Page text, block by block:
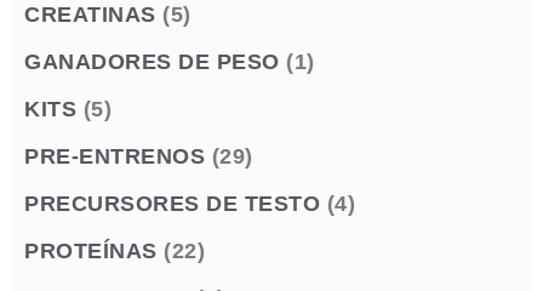
CREATINAS (5)
GANADORES DE PESO (1)
KITS (5)
PRE-ENTRENOS (29)
PRECURSORES DE TESTO (4)
PROTEÍNAS (22)